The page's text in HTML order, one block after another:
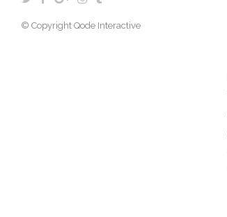
© Copyright Qode Interactive